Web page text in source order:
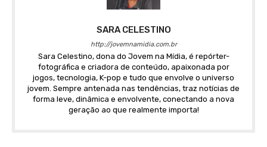
SARA CELESTINO
http://jovemnamidia.com.br
Sara Celestino, dona do Jovem na Mídia, é repórter-
fotográfica e criadora de conteúdo, apaixonada por
jogos, tecnologia, K-pop e tudo que envolve o universo
jovem. Sempre antenada nas tendências, traz notícias de
forma leve, dinâmica e envolvente, conectando a nova
geração ao que realmente importa!